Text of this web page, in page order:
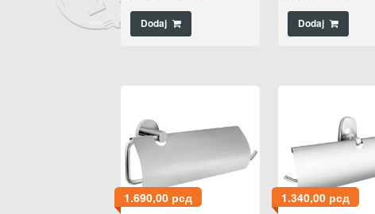
Dodaj Dodaj
1.690,00 рсд 1.340,00 рсд